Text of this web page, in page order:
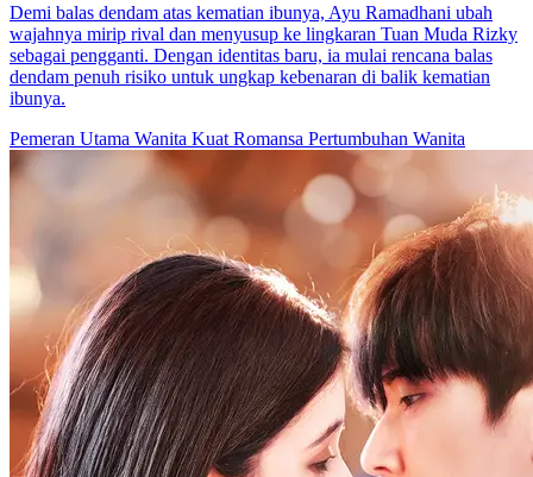
Demi balas dendam atas kematian ibunya, Ayu Ramadhani ubah
wajahnya mirip rival dan menyusup ke lingkaran Tuan Muda Rizky
sebagai pengganti. Dengan identitas baru, ia mulai rencana balas
dendam penuh risiko untuk ungkap kebenaran di balik kematian
ibunya.
Pemeran Utama Wanita Kuat Romansa Pertumbuhan Wanita